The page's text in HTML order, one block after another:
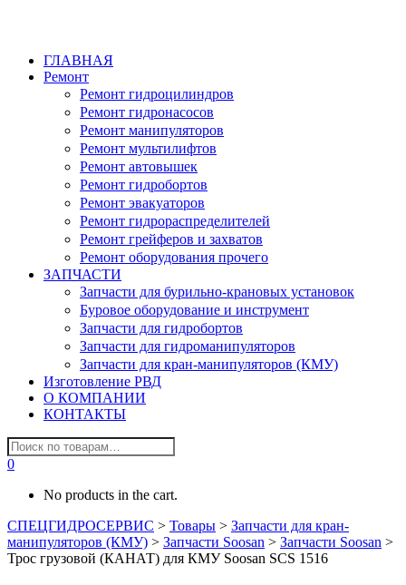
ГЛАВНАЯ
Ремонт
Ремонт гидроцилиндров
Ремонт гидронасосов
Ремонт манипуляторов
Ремонт мультилифтов
Ремонт автовышек
Ремонт гидробортов
Ремонт эвакуаторов
Ремонт гидрораспределителей
Ремонт грейферов и захватов
Ремонт оборудования прочего
ЗАПЧАСТИ
Запчасти для бурильно-крановых установок
Буровое оборудование и инструмент
Запчасти для гидробортов
Запчасти для гидроманипуляторов
Запчасти для кран-манипуляторов (КМУ)
Изготовление РВД
О КОМПАНИИ
КОНТАКТЫ
0
No products in the cart.
СПЕЦГИДРОСЕРВИС > Товары > Запчасти для кран-
манипуляторов (КМУ) > Запчасти Soosan > Запчасти Soosan >
Трос грузовой (КАНАТ) для КМУ Soosan SCS 1516